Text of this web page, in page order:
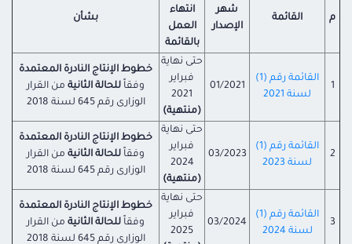
م القائمة
شهر
الإصدار
انتهاء
العمل
بالقائمة
بشأن
1
القائمة رقم (1)
لسنة 2021
01/2021
حتى نهاية
فبراير
2021
(منتهية)
خطوط الإنتاج النادرة المعتمدة
وفقاً للحالة الثانية من القرار
الوزارى رقم 645 لسنة 2018
2
القائمة رقم (1)
لسنة 2023
03/2023
حتى نهاية
فبراير
2024
(منتهية)
خطوط الإنتاج النادرة المعتمدة
وفقاً للحالة الثانية من القرار
الوزارى رقم 645 لسنة 2018
3
القائمة رقم (1)
لسنة 2024
03/2024
حتى نهاية
فبراير
2025
خطوط الإنتاج النادرة المعتمدة
وفقاً للحالة الثانية من القرار
الوزارى رقم 645 لسنة 2018